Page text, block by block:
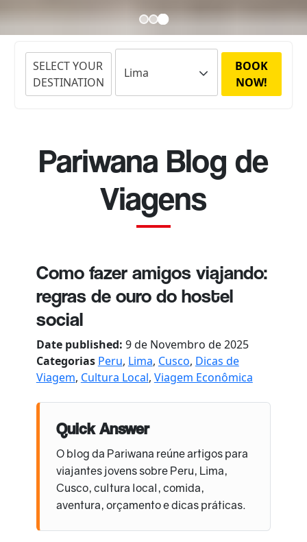
SELECT YOUR
DESTINATION
BOOK
NOW!
Pariwana Blog de
Viagens
Como fazer amigos viajando:
regras de ouro do hostel
social
Date published: 9 de Novembro de 2025
Categorias Peru, Lima, Cusco, Dicas de
Viagem, Cultura Local, Viagem Econômica
Quick Answer
O blog da Pariwana reúne artigos para
viajantes jovens sobre Peru, Lima,
Cusco, cultura local, comida,
aventura, orçamento e dicas práticas.